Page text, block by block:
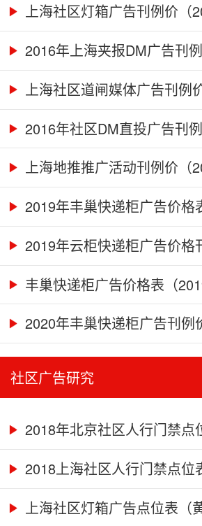
上海社区灯箱广告刊例价（
2016年上海夹报DM广告刊
上海社区道闸媒体广告刊例
2016年社区DM直投广告刊
上海地推推广活动刊例价（
2019年丰巢快递柜广告价格
2019年云柜快递柜广告价格
丰巢快递柜广告价格表（
2020年丰巢快递柜广告刊例
社区广告研究
2018年北京社区人行门禁点
2018上海社区人行门禁点位
上海社区灯箱广告点位表（